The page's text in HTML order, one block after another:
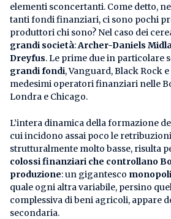
elementi sconcertanti. Come detto,
tanti fondi finanziari, ci sono pochi
produttori chi sono? Nel caso dei
grandi società:Archer-Daniels
Dreyfus. Le prime due in particolare
grandi fondi, Vanguard, Black Rock
medesimi operatori finanziari nelle
Londra e Chicago.
L’intera dinamica della formazione
cui incidono assai poco le
strutturalmente molto basse, risulta
colossi finanziari che controllano
produzione: un gigantesco
quale ogni altra variabile, persino
complessiva di beni agricoli, appare
secondaria.